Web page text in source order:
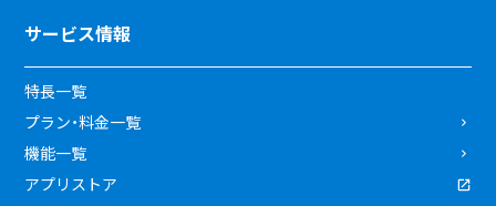
サービス情報
特長一覧
プラン・料金一覧
機能一覧
アプリストア